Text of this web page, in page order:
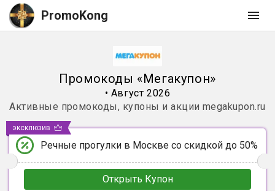
PromoKong
Промокоды «Мегакупон»
• Август 2026
Активные промокоды, купоны и акции megakupon.ru
Речные прогулки в Москве со скидкой до 50%
Открыть Купон
эксклюзив